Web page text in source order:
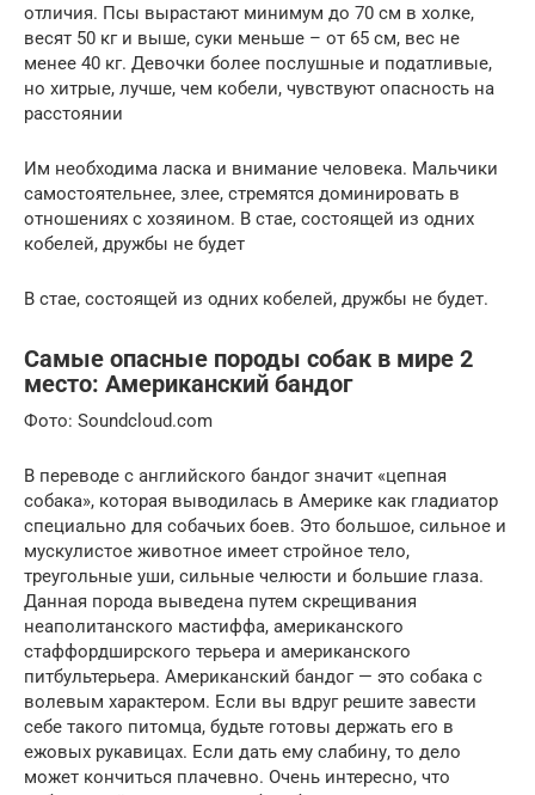
отличия. Псы вырастают минимум до 70 см в холке,
весят 50 кг и выше, суки меньше – от 65 см, вес не
менее 40 кг. Девочки более послушные и податливые,
но хитрые, лучше, чем кобели, чувствуют опасность на
расстоянии
Им необходима ласка и внимание человека. Мальчики
самостоятельнее, злее, стремятся доминировать в
отношениях с хозяином. В стае, состоящей из одних
кобелей, дружбы не будет
В стае, состоящей из одних кобелей, дружбы не будет.
Самые опасные породы собак в мире 2
место: Американский бандог
Фото: Soundcloud.com
В переводе с английского бандог значит «цепная
собака», которая выводилась в Америке как гладиатор
специально для собачьих боев. Это большое, сильное и
мускулистое животное имеет стройное тело,
треугольные уши, сильные челюсти и большие глаза.
Данная порода выведена путем скрещивания
неаполитанского мастиффа, американского
стаффордширского терьера и американского
питбультерьера. Американский бандог — это собака с
волевым характером. Если вы вдруг решите завести
себе такого питомца, будьте готовы держать его в
ежовых рукавицах. Если дать ему слабину, то дело
может кончиться плачевно. Очень интересно, что